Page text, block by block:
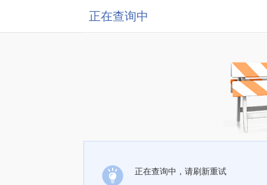
正在查询中
正在查询中，请刷新重试